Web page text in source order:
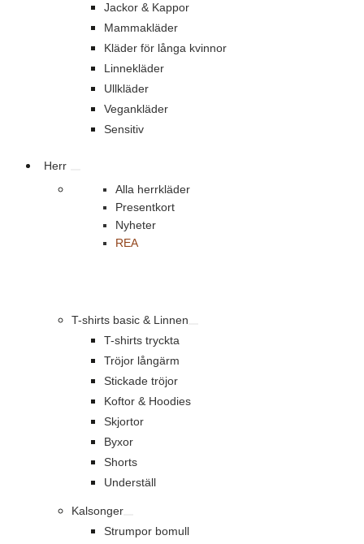
Jackor & Kappor
Mammakläder
Kläder för långa kvinnor
Linnekläder
Ullkläder
Vegankläder
Sensitiv
Herr
Alla herrkläder
Presentkort
Nyheter
REA
T-shirts basic & Linnen
T-shirts tryckta
Tröjor långärm
Stickade tröjor
Koftor & Hoodies
Skjortor
Byxor
Shorts
Underställ
Kalsonger
Strumpor bomull